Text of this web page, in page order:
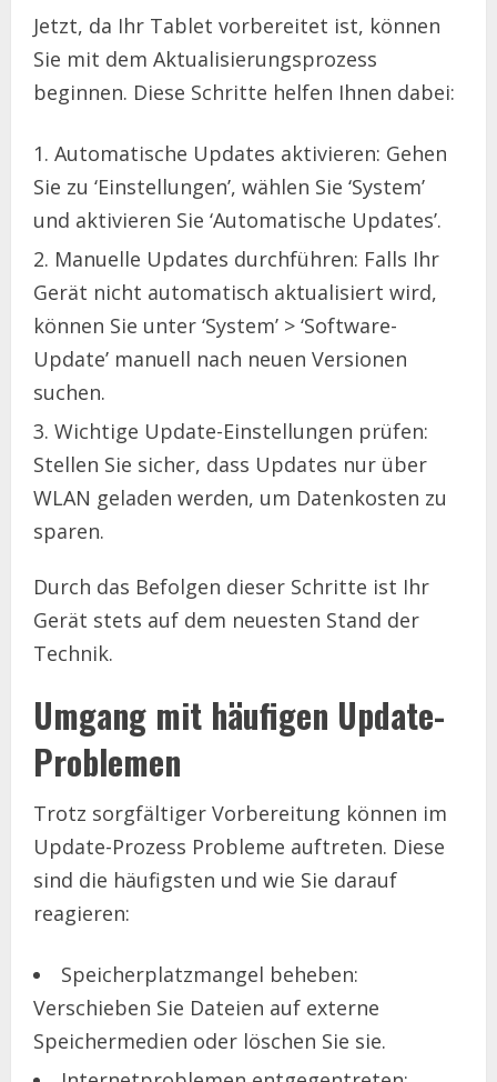
Jetzt, da Ihr Tablet vorbereitet ist, können
Sie mit dem Aktualisierungsprozess
beginnen. Diese Schritte helfen Ihnen dabei:
Automatische Updates aktivieren: Gehen
Sie zu ‘Einstellungen’, wählen Sie ‘System’
und aktivieren Sie ‘Automatische Updates’.
Manuelle Updates durchführen: Falls Ihr
Gerät nicht automatisch aktualisiert wird,
können Sie unter ‘System’ > ‘Software-
Update’ manuell nach neuen Versionen
suchen.
Wichtige Update-Einstellungen prüfen:
Stellen Sie sicher, dass Updates nur über
WLAN geladen werden, um Datenkosten zu
sparen.
Durch das Befolgen dieser Schritte ist Ihr
Gerät stets auf dem neuesten Stand der
Technik.
Umgang mit häufigen Update-
Problemen
Trotz sorgfältiger Vorbereitung können im
Update-Prozess Probleme auftreten. Diese
sind die häufigsten und wie Sie darauf
reagieren:
Speicherplatzmangel beheben:
Verschieben Sie Dateien auf externe
Speichermedien oder löschen Sie sie.